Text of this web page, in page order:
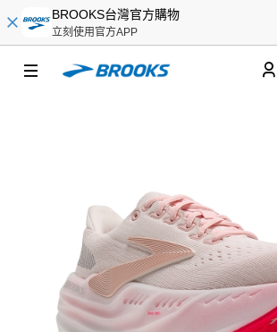
BROOKS台灣官方購物
立刻使用官方APP